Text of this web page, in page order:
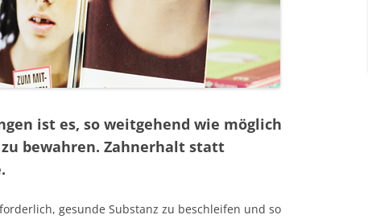
ZAHNERSATZ
ist es, so weitgehend wie möglich
bewahren. Zahnerhalt statt
gesunde Substanz zu beschleifen und so